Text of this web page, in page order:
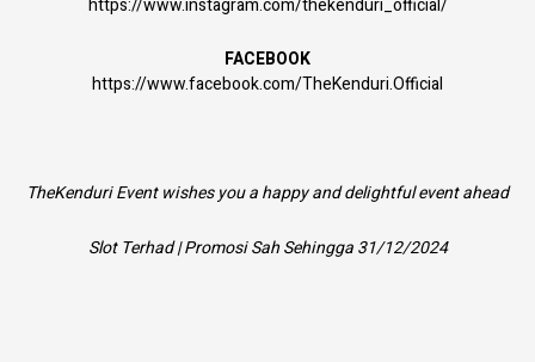
FACEBOOK
https://www.facebook.com/TheKenduri.Official
TheKenduri Event wishes you a happy and delightful event ahead
Slot Terhad | Promosi Sah Sehingga 31/12/2024